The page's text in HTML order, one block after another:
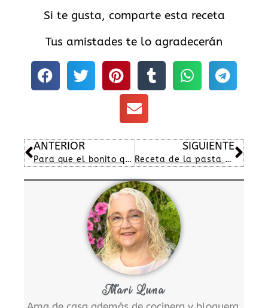
Si te gusta, comparte esta receta
Tus amistades te lo agradecerán
Ant
ANTERIOR
Para que el bonito quede jugoso
SIGUIENTE
Receta de la pasta perfecta la union perfecta entre salsa y pasta
Mari Luna